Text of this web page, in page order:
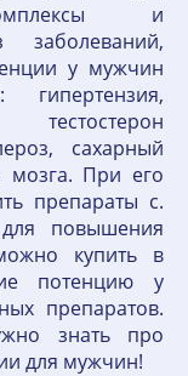
и
у мужчин
сахарный
мозга. При его
препараты с.
повышения
купить в
потенцию у
препаратов.
знать про
для мужчин!